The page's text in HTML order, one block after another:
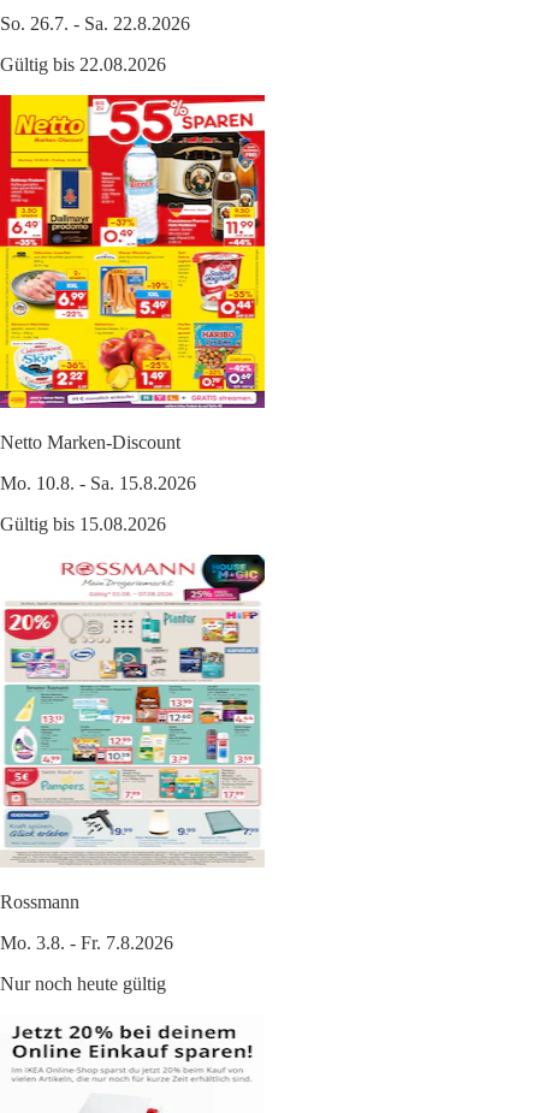
So. 26.7. - Sa. 22.8.2026
Gültig bis 22.08.2026
Netto Marken-Discount
Mo. 10.8. - Sa. 15.8.2026
Gültig bis 15.08.2026
Rossmann
Mo. 3.8. - Fr. 7.8.2026
Nur noch heute gültig